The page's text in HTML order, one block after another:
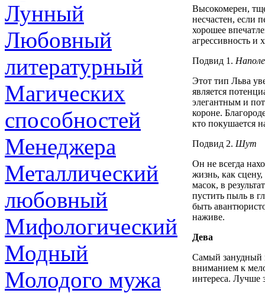
Лунный
Любовный
литературный
Магических
способностей
Менеджера
Металлический
любовный
Мифологический
Модный
Молодого мужа
Высокомерен,
несчастен, если
хорошее
агрессивность и
Подвид 1.
Этот тип Льва
является
элегантным и
короне.
кто покушается
Подвид 2. Шут
Он не всегда
жизнь, как
масок, в
пустить пыль в
быть
наживе.
Дева
Самый занудный
вниманием к
интереса. Лучше